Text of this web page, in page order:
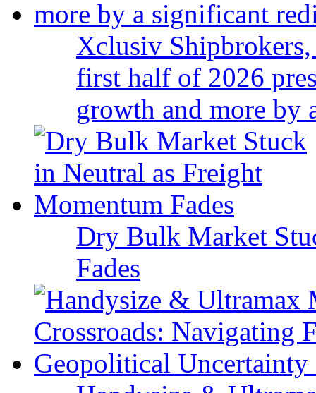
Xclusiv
first half of 2026
growth and more
Dry Bulk Market
Fades